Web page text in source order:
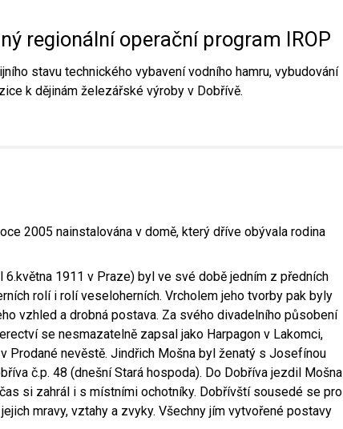
regionální operační program IROP
stavu technického vybavení vodního hamru, vybudování
k dějinám železářské výroby v Dobřívě.
2005 nainstalována v domě, který dříve obývala rodina
1911 v Praze) byl ve své době jedním z předních
rolí i rolí veseloherních. Vrcholem jeho tvorby pak byly
vzhled a drobná postava. Za svého divadelního působení
se nesmazatelně zapsal jako Harpagon v Lakomci,
Prodané nevěstě. Jindřich Mošna byl ženatý s Josefínou
č.p. 48 (dnešní Stará hospoda). Do Dobříva jezdil Mošna
si zahrál i s místními ochotníky. Dobřívští sousedé se pro
mravy, vztahy a zvyky. Všechny jím vytvořené postavy